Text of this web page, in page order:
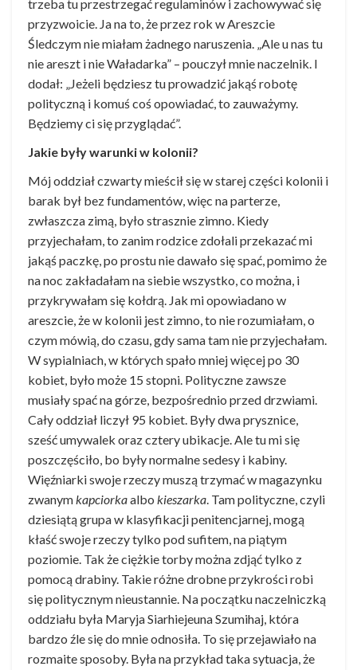
trzeba tu przestrzegać regulaminów i zachowywać się
przyzwoicie. Ja na to, że przez rok w Areszcie
Śledczym nie miałam żadnego naruszenia. „Ale u nas tu
nie areszt i nie Waładarka” – pouczył mnie naczelnik. I
dodał: „Jeżeli będziesz tu prowadzić jakąś robotę
polityczną i komuś coś opowiadać, to zauważymy.
Będziemy ci się przyglądać”.
Jakie były warunki w kolonii?
Mój oddział czwarty mieścił się w starej części kolonii i
barak był bez fundamentów, więc na parterze,
zwłaszcza zimą, było strasznie zimno. Kiedy
przyjechałam, to zanim rodzice zdołali przekazać mi
jakąś paczkę, po prostu nie dawało się spać, pomimo że
na noc zakładałam na siebie wszystko, co można, i
przykrywałam się kołdrą. Jak mi opowiadano w
areszcie, że w kolonii jest zimno, to nie rozumiałam, o
czym mówią, do czasu, gdy sama tam nie przyjechałam.
W sypialniach, w których spało mniej więcej po 30
kobiet, było może 15 stopni. Polityczne zawsze
musiały spać na górze, bezpośrednio przed drzwiami.
Cały oddział liczył 95 kobiet. Były dwa prysznice,
sześć umywalek oraz cztery ubikacje. Ale tu mi się
poszczęściło, bo były normalne sedesy i kabiny.
Więźniarki swoje rzeczy muszą trzymać w magazynku
zwanymkapciorkaalbo kieszarka. Tam polityczne, czyli
dziesiątą grupa w klasyfikacji penitencjarnej, mogą
kłaść swoje rzeczy tylko pod sufitem, na piątym
poziomie. Tak że ciężkie torby można zdjąć tylko z
pomocą drabiny. Takie różne drobne przykrości robi
się politycznym nieustannie. Na początku naczelniczką
oddziału była Maryja Siarhiejeuna Szumihaj, która
bardzo źle się do mnie odnosiła. To się przejawiało na
rozmaite sposoby. Była na przykład taka sytuacja, że